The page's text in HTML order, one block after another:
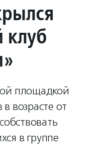
клуб
площадкой
возрасте от
в группе